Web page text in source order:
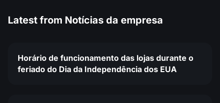
Latest from Notícias da empresa
Horário de funcionamento das lojas durante o
feriado do Dia da Independência dos EUA